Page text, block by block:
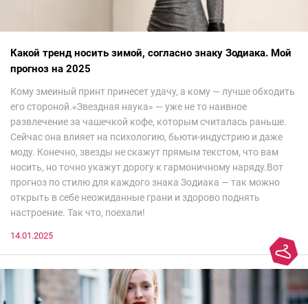
Какой тренд носить зимой, согласно знаку Зодиака. Мой
прогноз на 2025
Кому змеиный принт принесет удачу, а кому — лучше обходить
его стороной.«Звездная наука» — уже не то наивное
развлечение за чашечкой кофе, которым считалась раньше.
Сейчас она влияет на психологию, бьюти-индустрию и даже
моду. Конечно, звезды не скажут прямым текстом, что вам
носить, но точно укажут дорогу к гармоничному наряду.Вот
прогноз по стилю для каждого знака Зодиака — так можно
открыть в себе неожиданные грани и здорово поднять
настроение. Так что, поехали!
14.01.2025